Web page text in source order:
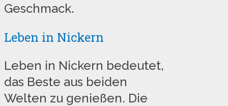
Geschmack.
Leben in Nickern
Leben in Nickern bedeutet,
das Beste aus beiden
Welten zu genießen. Die